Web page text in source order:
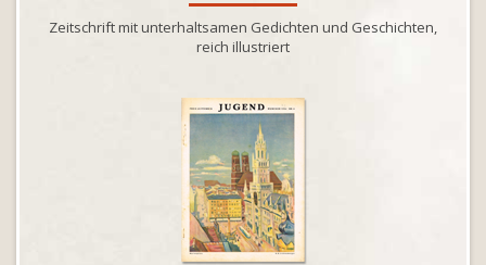
Zeitschrift mit unterhaltsamen Gedichten und Geschichten,
reich illustriert